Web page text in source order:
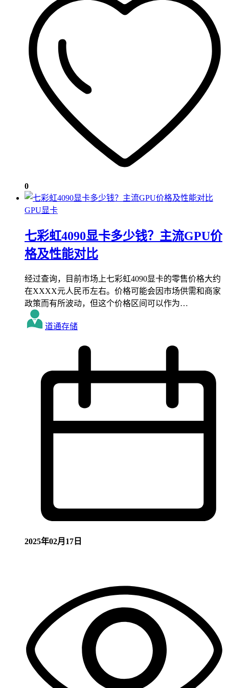
0
GPU显卡
七彩虹4090显卡多少钱？主流GPU价
格及性能对比
经过查询，目前市场上七彩虹4090显卡的零售价格大约
在XXXX元人民币左右。价格可能会因市场供需和商家
政策而有所波动，但这个价格区间可以作为…
道通存储
2025年02月17日